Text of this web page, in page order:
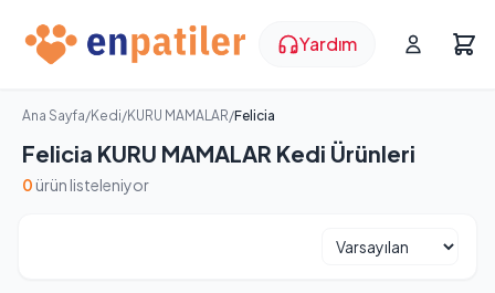
Yardım
Ana Sayfa/Kedi/KURU MAMALAR/Felicia
Felicia KURU MAMALAR Kedi Ürünleri
0 ürün listeleniyor